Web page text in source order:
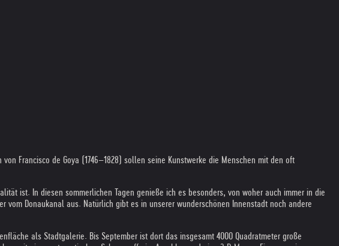
Francisco de Goya (1746–1828) sollen seine Kunstwerke die Menschen mit den oft
ist. In diesen sommerlichen Tagen genieße ich es besonders, von woher auch immer in die
vom Donaukanal aus. Natürlich gibt es in unserer wunderschönen Innenstadt noch andere
als Stadtgalerie. Bis September ist dort das insgesamt 4000 Quadratmeter große